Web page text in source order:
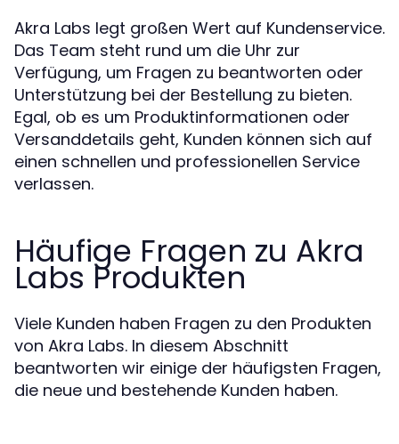
Akra Labs legt großen Wert auf Kundenservice.
Das Team steht rund um die Uhr zur
Verfügung, um Fragen zu beantworten oder
Unterstützung bei der Bestellung zu bieten.
Egal, ob es um Produktinformationen oder
Versanddetails geht, Kunden können sich auf
einen schnellen und professionellen Service
verlassen.
Häufige Fragen zu Akra
Labs Produkten
Viele Kunden haben Fragen zu den Produkten
von Akra Labs. In diesem Abschnitt
beantworten wir einige der häufigsten Fragen,
die neue und bestehende Kunden haben.